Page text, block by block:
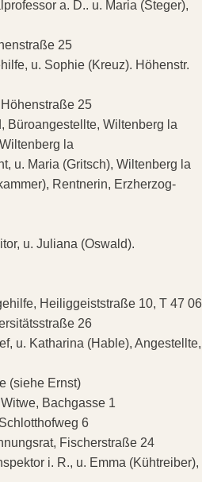
a. D.. u. Maria (Steger),
25
u. Sophie (Kreuz). Höhenstr.
25
Büroangestellte, Wiltenberg la
la
u. Maria (Gritsch), Wiltenberg la
Rentnerin, Erzherzog-
u. Juliana (Oswald).
Heiliggeiststraße 10, T 47 06
26
u. Katharina (Hable), Angestellte,
(siehe Ernst)
Bachgasse 1
6
Fischerstraße 24
i. R., u. Emma (Kühtreiber),